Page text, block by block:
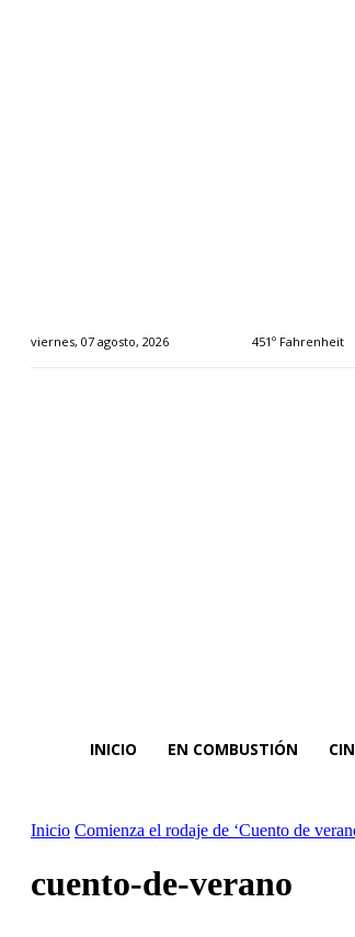
viernes, 07 agosto, 2026 451º Fahrenheit
INICIO EN COMBUSTIÓN
Inicio Comienza el rodaje de ‘Cuento de
cuento-de-verano